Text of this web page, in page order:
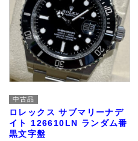
中古品
ロレックス サブマリーナデ
イト 126610LN ランダム番
黒文字盤